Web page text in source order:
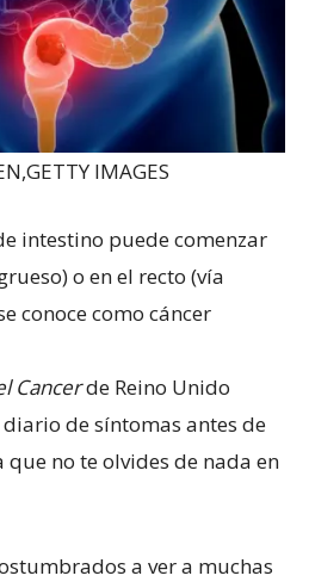
GETTY IMAGES
intestino puede comenzar
o en el recto (vía
conoce como cáncer
Cancerde Reino Unido
de síntomas antes de
no te olvides de nada en
a ver a muchas